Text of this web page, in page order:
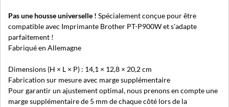
Pas une housse universelle ! Spécialement conçue pour être
compatible avec Imprimante Brother PT-P900W et s'adapte
parfaitement !
Fabriqué en Allemagne
Dimensions (H × L × P) : 14,1 × 12,8 × 20,2 cm
Fabrication sur mesure avec marge supplémentaire
Pour garantir un ajustement optimal, nous prenons en compte une
marge supplémentaire de 5 mm de chaque côté lors de la